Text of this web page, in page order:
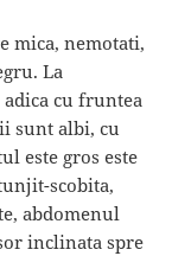
mica, nemotati,
La
cu fruntea
sunt albi, cu
este gros este
scobita,
abdomenul
inclinata spre